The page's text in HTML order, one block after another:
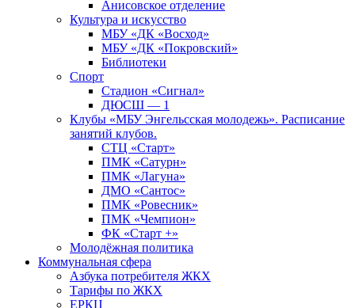
Анисовское отделение
Культура и искусство
МБУ «ДК «Восход»
МБУ «ДК «Покровский»
Библиотеки
Спорт
Стадион «Сигнал»
ДЮСШ — 1
Клубы «МБУ Энгельсская молодежь». Расписание
занятий клубов.
СТЦ «Старт»
ПМК «Сатурн»
ПМК «Лагуна»
ДМО «Сантос»
ПМК «Ровесник»
ПМК «Чемпион»
ФК «Старт +»
Молодёжная политика
Коммунальная сфера
Азбука потребителя ЖКХ
Тарифы по ЖКХ
ЕРКЦ